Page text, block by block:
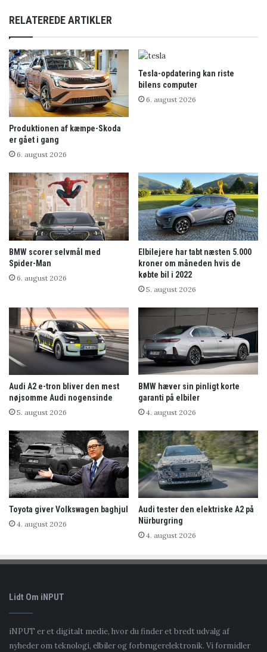
RELATEREDE ARTIKLER
Produktionen af kæmpe-Skoda
er gået i gang
6. august 2026
Tesla-opdatering kan riste
bilens computer
6. august 2026
BMW scorer selvmål med
Spider-Man
6. august 2026
Elbilejere har tabt næsten 5.000
kroner om måneden hvis de
købte bil i 2022
5. august 2026
Audi A2 e-tron bliver den mest
nøjsomme Audi nogensinde
5. august 2026
BMW hæver sin pinligt korte
garanti på elbiler
4. august 2026
Toyota giver Volkswagen baghjul
4. august 2026
Audi tester den elektriske A2 på
Nürburgring
4. august 2026
Lidt Om iNPUT
iNPUT er et digitalt medie, hvor du finder et bredt udvalg af
nyheder om teknologi, elbiler og forbrugerelektronik. Vi formidler